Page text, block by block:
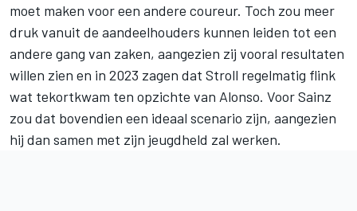
moet maken voor een andere coureur. Toch zou meer
druk vanuit de aandeelhouders kunnen leiden tot een
andere gang van zaken, aangezien zij vooral resultaten
willen zien en in 2023 zagen dat Stroll regelmatig flink
wat tekortkwam ten opzichte van Alonso. Voor Sainz
zou dat bovendien een ideaal scenario zijn, aangezien
hij dan samen met zijn jeugdheld zal werken.